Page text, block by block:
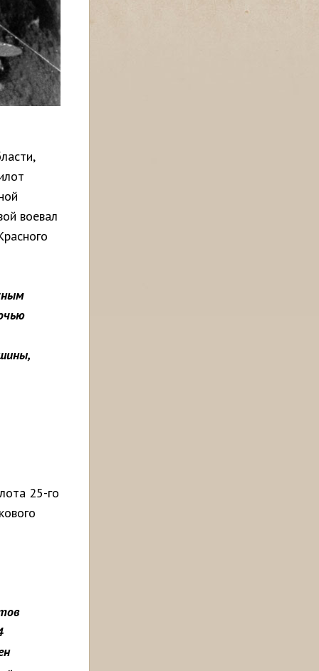
воевал
25-го